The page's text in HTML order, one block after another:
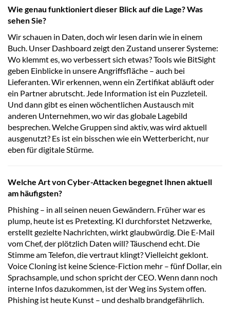
Wie genau funktioniert dieser Blick auf die Lage? Was
sehen Sie?
Wir schauen in Daten, doch wir lesen darin wie in einem
Buch. Unser Dashboard zeigt den Zustand unserer Systeme:
Wo klemmt es, wo verbessert sich etwas? Tools wie BitSight
geben Einblicke in unsere Angriffsfläche – auch bei
Lieferanten. Wir erkennen, wenn ein Zertifikat abläuft oder
ein Partner abrutscht. Jede Information ist ein Puzzleteil.
Und dann gibt es einen wöchentlichen Austausch mit
anderen Unternehmen, wo wir das globale Lagebild
besprechen. Welche Gruppen sind aktiv, was wird aktuell
ausgenutzt? Es ist ein bisschen wie ein Wetterbericht, nur
eben für digitale Stürme.
Welche Art von Cyber-Attacken begegnet Ihnen aktuell
am häufigsten?
Phishing – in all seinen neuen Gewändern. Früher war es
plump, heute ist es Pretexting. KI durchforstet Netzwerke,
erstellt gezielte Nachrichten, wirkt glaubwürdig. Die E-Mail
vom Chef, der plötzlich Daten will? Täuschend echt. Die
Stimme am Telefon, die vertraut klingt? Vielleicht geklont.
Voice Cloning ist keine Science-Fiction mehr – fünf Dollar, ein
Sprachsample, und schon spricht der CEO. Wenn dann noch
interne Infos dazukommen, ist der Weg ins System offen.
Phishing ist heute Kunst – und deshalb brandgefährlich.